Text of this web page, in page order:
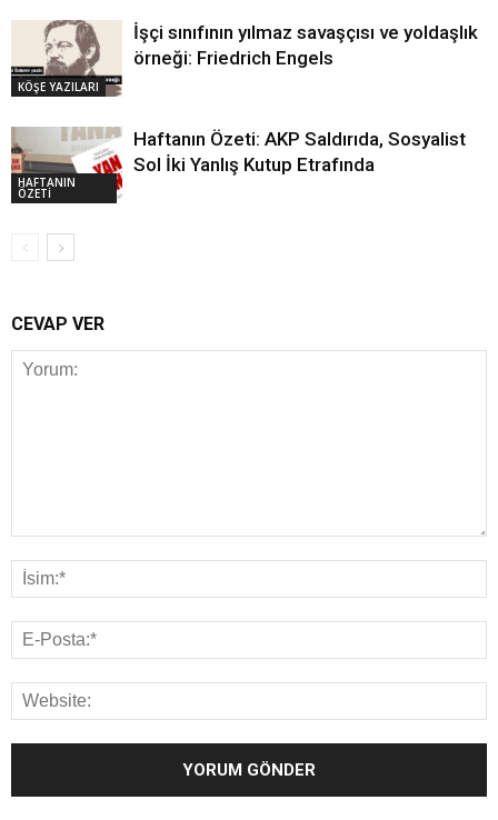
KÖŞE YAZILARI
İşçi sınıfının yılmaz savaşçısı ve yoldaşlık
örneği: Friedrich Engels
HAFTANIN
ÖZETİ
Haftanın Özeti: AKP Saldırıda, Sosyalist
Sol İki Yanlış Kutup Etrafında
CEVAP VER